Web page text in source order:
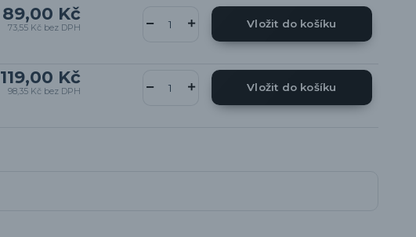
89,00 Kč
73,55 Kč bez DPH Vložit do košíku
119,00 Kč
98,35 Kč bez DPH Vložit do košíku